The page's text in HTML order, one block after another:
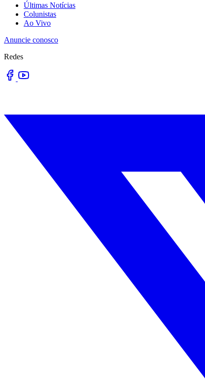
Últimas Notícias
Colunistas
Ao Vivo
Anuncie conosco
Redes